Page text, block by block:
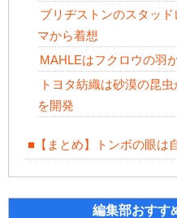
ブリヂストンのスタッ
マから着想
MAHLEはフクロウの羽
トヨタ紡織は砂漠の昆
を開発
■【まとめ】トンボの眼は
編集部おすす